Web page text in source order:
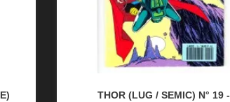
THOR (LUG / SEMIC) N° 19 -